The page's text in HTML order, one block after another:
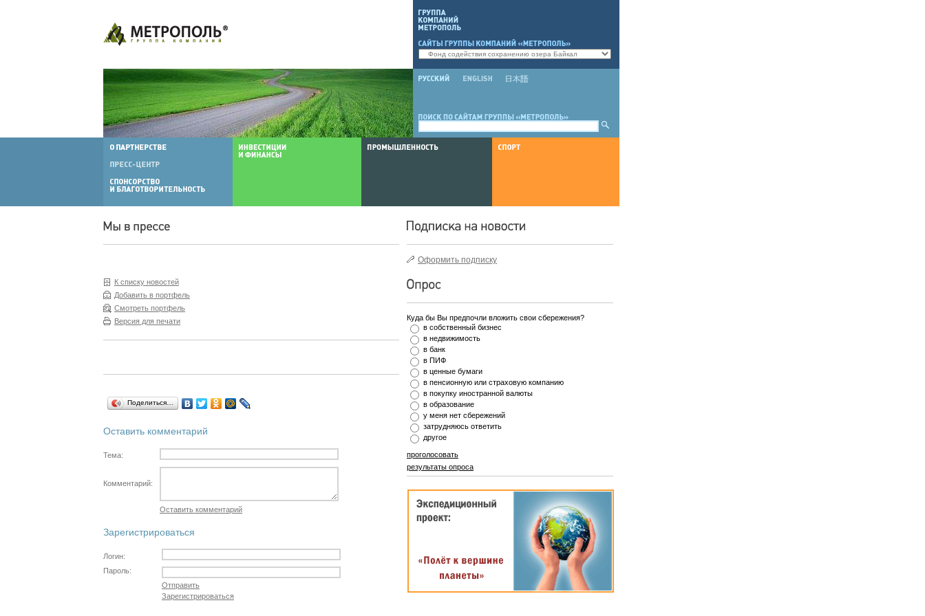
К списку новостей
Добавить в портфель
Смотреть портфель
Версия для печати
Поделиться…
Оставить комментарий
Тема:
Комментарий:
Оставить комментарий
Зарегистрироваться
Логин:
Пароль:
Отправить
Зарегистрироваться
Оформить подписку
Куда бы Вы предпочли вложить свои сбережения?
в собственный бизнес
в недвижимость
в банк
в ПИФ
в ценные бумаги
в пенсионную или страховую компанию
в покупку иностранной валюты
в образование
у меня нет сбережений
затрудняюсь ответить
другое
проголосовать
результаты опроса